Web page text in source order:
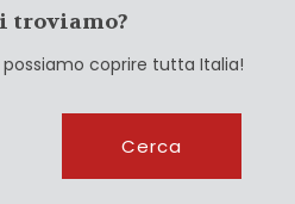
troviamo?
coprire tutta Italia!
Cerca